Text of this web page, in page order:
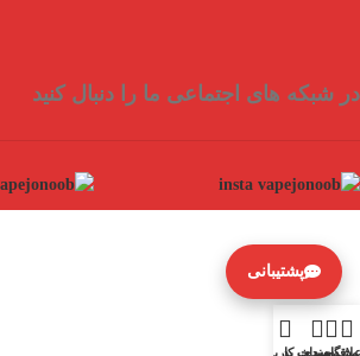
در شبکه های اجتماعی ما را دنبال کنید
مندی
سبد خرید
حساب کاربری من
پشتیبانی